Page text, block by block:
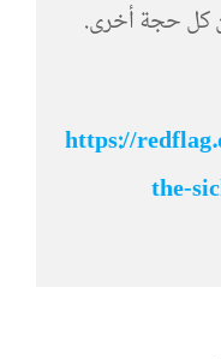
كل حجة أخرى.
https://
the-